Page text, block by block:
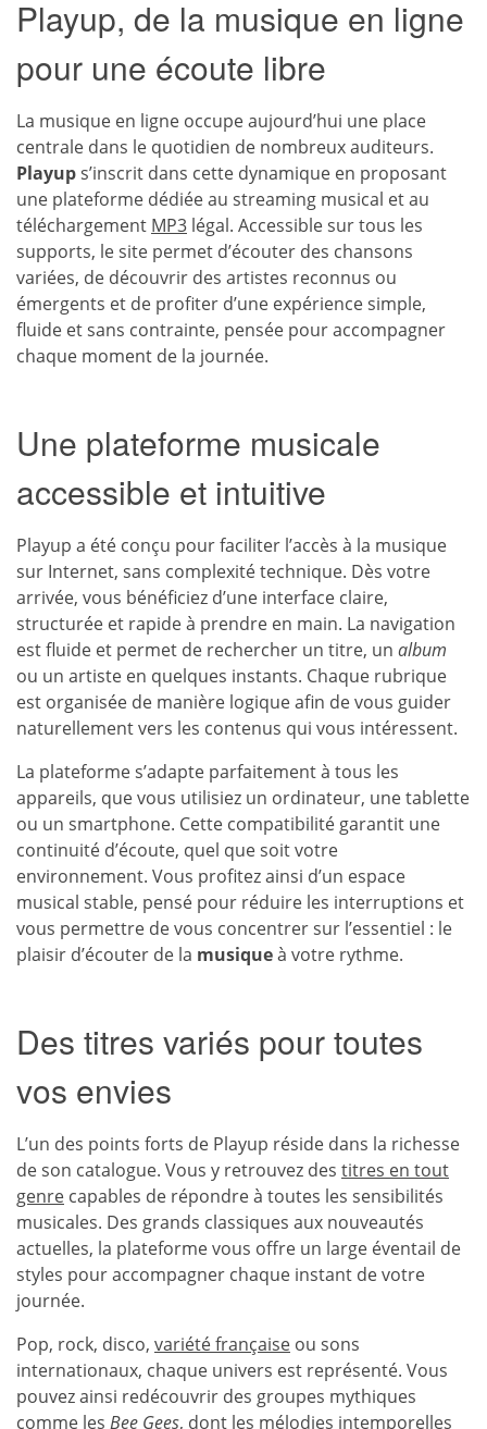
Playup, de la musique en ligne
pour une écoute libre
La musique en ligne occupe aujourd’hui une place
centrale dans le quotidien de nombreux auditeurs.
Playups’inscrit dans cette dynamique en proposant
une plateforme dédiée au streaming musical et au
téléchargement MP3 légal. Accessible sur tous les
supports, le site permet d’écouter des chansons
variées, de découvrir des artistes reconnus ou
émergents et de profiter d’une expérience simple,
fluide et sans contrainte, pensée pour accompagner
chaque moment de la journée.
Une plateforme musicale
accessible et intuitive
Playup a été conçu pour faciliter l’accès à la musique
sur Internet, sans complexité technique. Dès votre
arrivée, vous bénéficiez d’une interface claire,
structurée et rapide à prendre en main. La navigation
est fluide et permet de rechercher un titre, un album
ou un artiste en quelques instants. Chaque rubrique
est organisée de manière logique afin de vous guider
naturellement vers les contenus qui vous intéressent.
La plateforme s’adapte parfaitement à tous les
appareils, que vous utilisiez un ordinateur, une tablette
ou un smartphone. Cette compatibilité garantit une
continuité d’écoute, quel que soit votre
environnement. Vous profitez ainsi d’un espace
musical stable, pensé pour réduire les interruptions et
vous permettre de vous concentrer sur l’essentiel : le
plaisir d’écouter de la musiqueà votre rythme.
Des titres variés pour toutes
vos envies
L’un des points forts de Playup réside dans la richesse
de son catalogue. Vous y retrouvez des titres en tout
genre capables de répondre à toutes les sensibilités
musicales. Des grands classiques aux nouveautés
actuelles, la plateforme vous offre un large éventail de
styles pour accompagner chaque instant de votre
journée.
Pop, rock, disco, variété française ou sons
internationaux, chaque univers est représenté. Vous
pouvez ainsi redécouvrir des groupes mythiques
comme les Bee Gees, dont les mélodies intemporelles